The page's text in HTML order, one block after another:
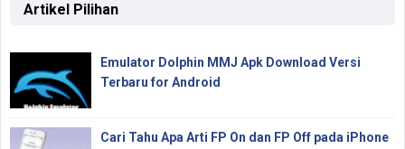
Artikel Pilihan
Emulator Dolphin MMJ Apk Download Versi
Terbaru for Android
Cari Tahu Apa Arti FP On dan FP Off pada iPhone